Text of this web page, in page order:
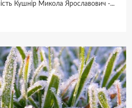
Кушнір Микола Ярославович -...